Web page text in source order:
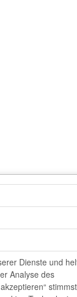
Dienste und
Analyse des